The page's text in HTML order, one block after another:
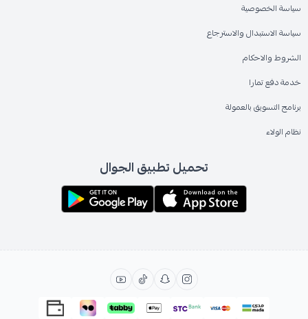
سياسة الخصوصية
سياسة الاستبدال والاسترجاع
الشروط والاحكام
خدمة دفع تمارا
برنامج التسويق بالعمولة
نظام الولاء
تحميل تطبيق الجوال